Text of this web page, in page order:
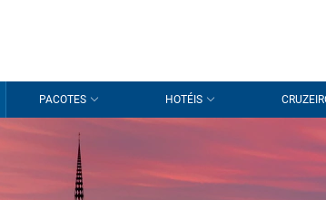
PACOTES HOTÉIS